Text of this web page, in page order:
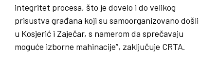
integritet procesa, što je dovelo i do velikog
prisustva građana koji su samoorganizovano došli
u Kosjerić i Zaječar, s namerom da sprečavaju
moguće izborne mahinacije”, zaključuje CRTA.